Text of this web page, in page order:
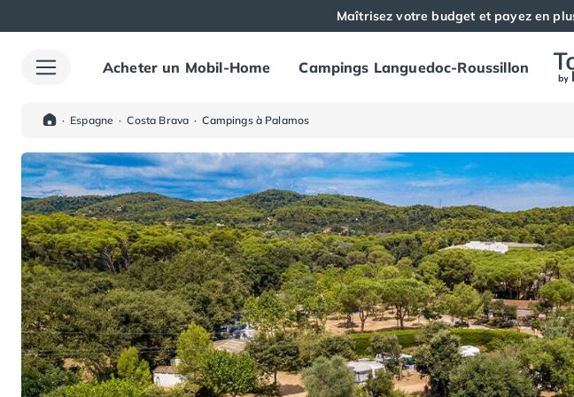
Maîtrisez votre budget et payez en
Toutes nos destinations
Camping Alsace
Camping Haut-Rhin
Camping Colmar
Camping Mulhouse
Camping Munster
Camping Aquitaine
Camping Dordogne
Camping Carsac-Aillac
Camping Les Eyzies-de-Tayac-Sireuil
Camping Sarlat
Camping Gironde
Camping Bordeaux
Acheter un Mobil-Home Campings Languedoc-Roussillon
· Espagne · Costa Brava · Campings à Palamos